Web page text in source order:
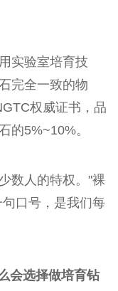
实验室培育技
完全一致的物
权威证书，品
的5%~10%。
数人的特权。"裸
口号，是我们每
会选择做培育钻